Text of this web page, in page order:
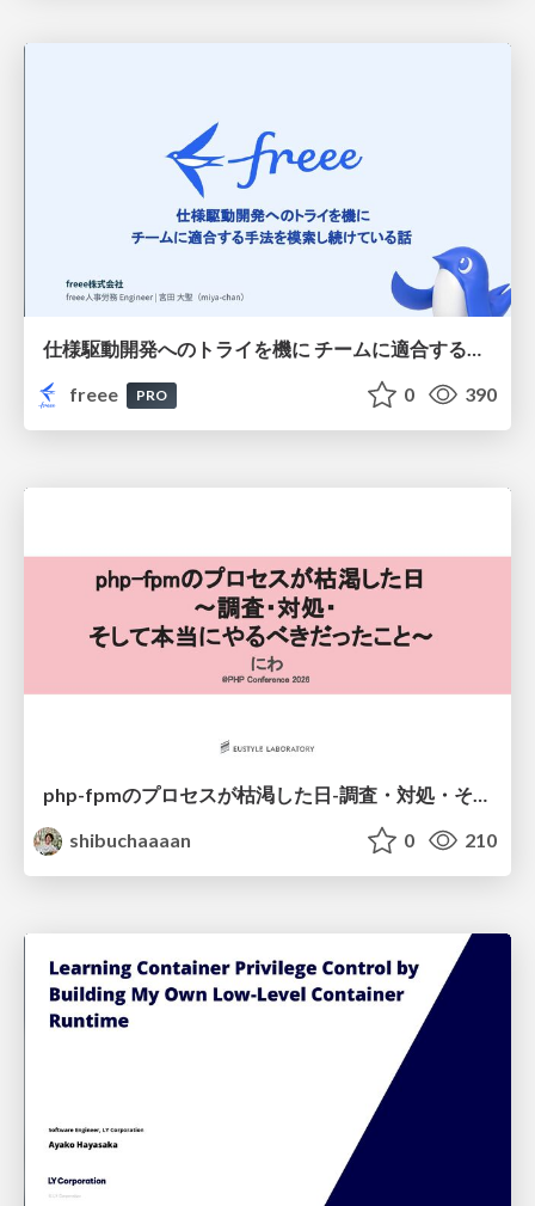
仕様駆動開発へのトライを機に チームに適合する手法を模索し続けている話
freee
PRO 0 390
shibuchaaaan
0 210